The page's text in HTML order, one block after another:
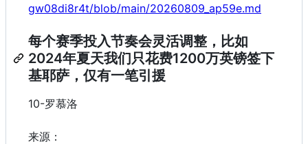
gw08di8r4t/blob/main/20260809_ap59e.md
每个赛季投入节奏会灵活调整，比如
2024年夏天我们只花费1200万英镑签下
基耶萨，仅有一笔引援
10-罗慕洛
来源：